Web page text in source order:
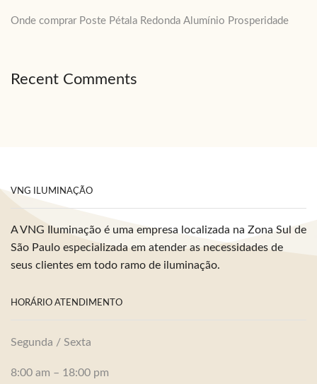
Onde comprar Poste Pétala Redonda Alumínio Prosperidade
Recent Comments
VNG ILUMINAÇÃO
A VNG Iluminação é uma empresa localizada na Zona Sul de
São Paulo especializada em atender as necessidades de
seus clientes em todo ramo de iluminação.
HORÁRIO ATENDIMENTO
Segunda / Sexta
8:00 am – 18:00 pm